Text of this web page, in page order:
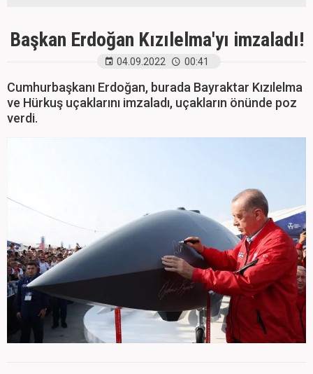
Başkan Erdoğan Kızılelma'yı imzaladı!
04.09.2022 00:41
Cumhurbaşkanı Erdoğan, burada Bayraktar Kızılelma
ve Hürkuş uçaklarını imzaladı, uçakların önünde poz
verdi.